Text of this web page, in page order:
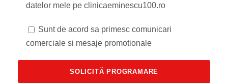
datelor mele pe clinicaeminescu100.ro
Sunt de acord sa primesc comunicari
comerciale si mesaje promotionale